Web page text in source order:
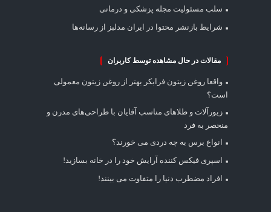
سلب مسئولیت مجله پزشکی و درمانی
شرایط بازنشر محتوا در ایران مدلبز از رسانه‌ها
مقالات در حال مشاهده توسط کاربران
واقعا روغن زیتون فرابکر بهتر از روغن زیتون معمولی
است؟
زیورآلات و طلاهای مناسب آقایان با طراحی‌های مدرن و
منحصر به فرد
انواع برس به چه دردی می خورند؟
اسپری فیکس کننده آرایش خود را در خانه بسازید!
افراد مضطرب دنیا را متفاوت می بینند!